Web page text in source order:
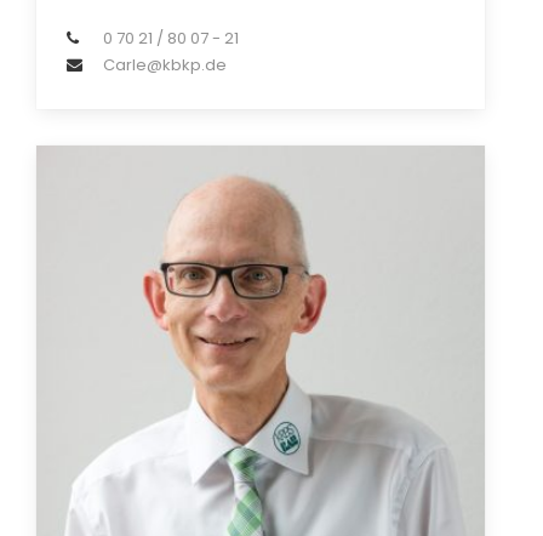
0 70 21 / 80 07 - 21
Carle@kbkp.de